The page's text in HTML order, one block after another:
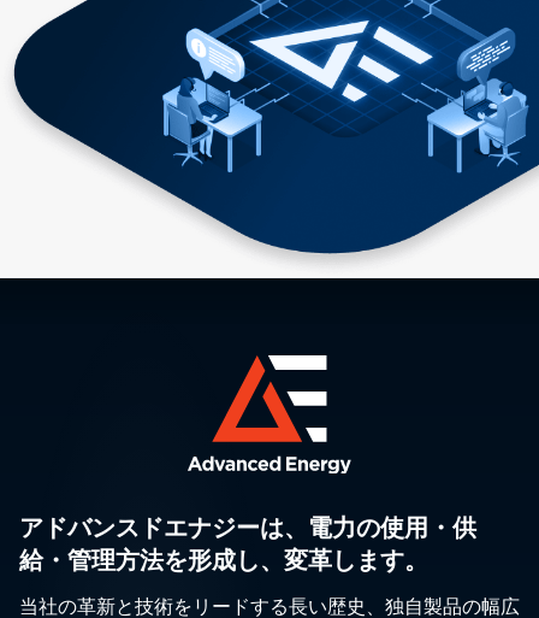
アドバンスドエナジーは、電力の使用・供
給・管理方法を形成し、変革します。
当社の革新と技術をリードする長い歴史、独自製品の幅広